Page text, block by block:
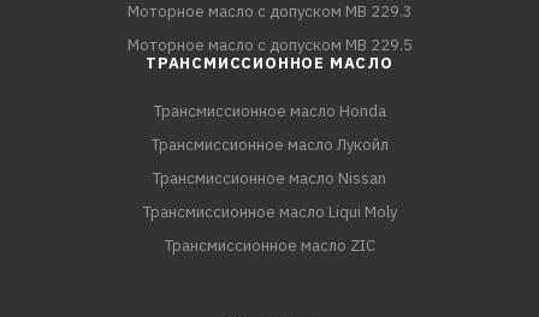
Моторное масло с допуском MB 229.3
Моторное масло с допуском MB 229.5
ТРАНСМИССИОННОЕ МАСЛО
Трансмиссионное масло Honda
Трансмиссионное масло Лукойл
Трансмиссионное масло Nissan
Трансмиссионное масло Liqui Moly
Трансмиссионное масло ZIC